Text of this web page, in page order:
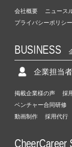
会社概要 ニュース
プライバシーポリシー
BUSINESS
企業担当
掲載企業様の声 採
ベンチャー合同研修
動画制作
採用代行
CheerCareer